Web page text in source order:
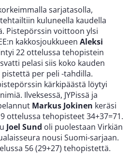
sarjatasolla,
kuluneella kaudella
Pistepörssin voittoon ylsi
kakkosjoukkueen Aleksi
22 ottelussa tehopistein
pelasi siis koko kauden
per peli -tahdilla.
kärkipäästä löytyi
Ilveksessä, JYPissä ja
Markus Jokinen keräsi
ottelussa tehopisteet 34+37=71.
Joel Sund oli puolestaan Virkiän
nousi Suomi-sarjaan.
56 (29+27) tehopistettä.